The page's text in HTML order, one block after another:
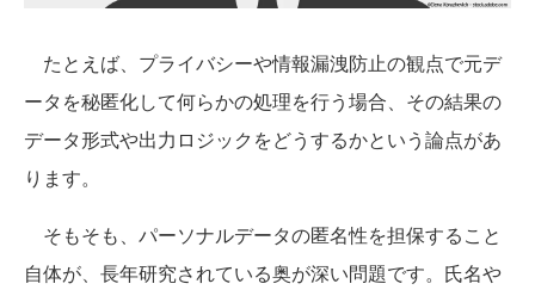
たとえば、プライバシーや情報漏洩防止の観点で元デ
ータを秘匿化して何らかの処理を行う場合、その結果の
データ形式や出力ロジックをどうするかという論点があ
ります。
そもそも、パーソナルデータの匿名性を担保すること
自体が、長年研究されている奥が深い問題です。氏名や